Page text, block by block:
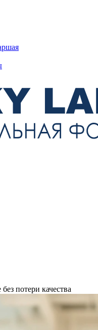
потери качества